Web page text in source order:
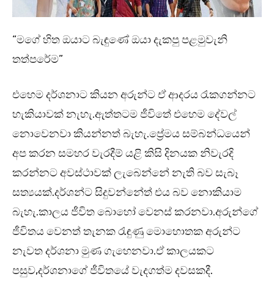
“මගේ හිත ඔයාට බැඳුණේ ඔයා දැකපු පළමුවැනි
තත්පරේම”
එහෙම දර්ශනාට කියන අරුන්ට ඒ ආදරය රැකගන්නට
හැකියාවක් නැහැ.ඇත්තටම ජීවිතේ එහෙම දේවල්
නොවෙනවා කියන්නත් බැහැ.ප්‍රේමය සම්බන්ධයෙන්
අප කරන සමහර වැරදීම් යළි කිසි දිනයක නිවැරදි
කරන්නට අවස්ථාවක් ලැබෙන්නේ නැති බව සැබෑ
සත්‍යයක්.දර්ශන්ට සිදුවන්නේත් එය බව නොකියාම
බැහැ.කාලය ජීවිත බොහෝ වෙනස් කරනවා.අරුන්ගේ
ජීවිතය වෙනත් තැනක රැඳුණු මොහොතක අරුන්ට
නැවත දර්ශනා මුණ ගැහෙනවා.ඒ කාලයකට
පසුව,දර්ශනාගේ ජීවිතයේ වැදගත්ම දවසකදී.